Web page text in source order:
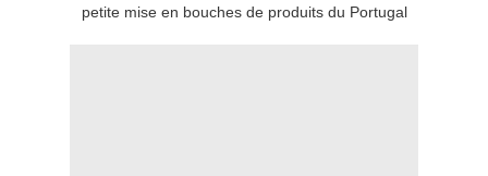
petite mise en bouches de produits du Portugal